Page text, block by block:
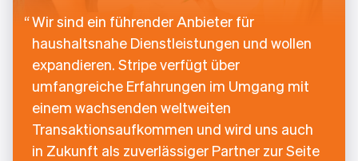
Wir sind ein führender Anbieter für
haushaltsnahe Dienstleistungen und wollen
expandieren. Stripe verfügt über
umfangreiche Erfahrungen im Umgang mit
einem wachsenden weltweiten
Transaktionsaufkommen und wird uns auch
in Zukunft als zuverlässiger Partner zur Seite